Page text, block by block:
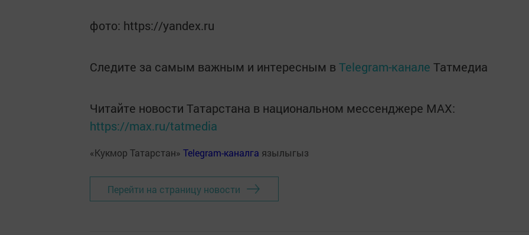
фото: https://yandex.ru
Следите за самым важным и интересным в Telegram-канале Татмедиа
Читайте новости Татарстана в национальном мессенджере MАХ:
https://max.ru/tatmedia
«Кукмор Татарстан» Telegram-каналга язылыгыз
Перейти на страницу новости